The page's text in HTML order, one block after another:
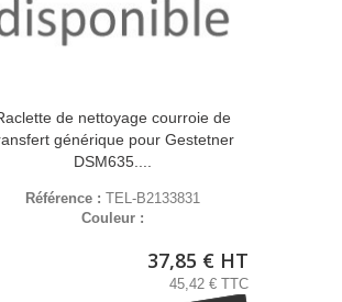
de nettoyage courroie de
générique pour Gestetner
DSM635....
Référence : TEL-B2133831
Couleur :
37,85 € HT
45,42 € TTC